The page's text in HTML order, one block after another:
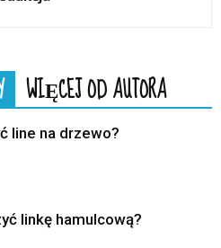
WIĘCEJ OD AUTORA
line na drzewo?
linkę hamulcową?